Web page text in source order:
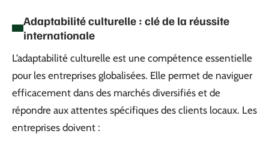
Adaptabilité culturelle : clé de la réussite
internationale
L’adaptabilité culturelle est une compétence essentielle
pour les entreprises globalisées. Elle permet de naviguer
efficacement dans des marchés diversifiés et de
répondre aux attentes spécifiques des clients locaux. Les
entreprises doivent :